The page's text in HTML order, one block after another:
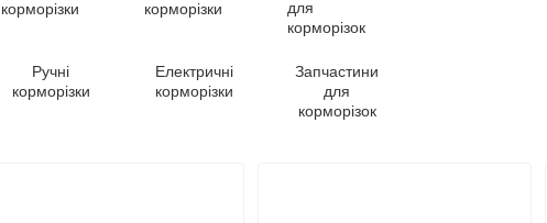
Ручні
корморізки
Електричні
корморізки
Запчастини
для
корморізок